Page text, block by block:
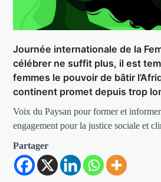
Journée internationale de la
célébrer ne suffit plus, il est
femmes le pouvoir de bâtir
continent promet depuis trop
Voix du Paysan pour former et
engagement pour la justice sociale et
Partager